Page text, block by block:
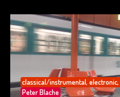
classical/instrumental, electronic,
Peter Blache